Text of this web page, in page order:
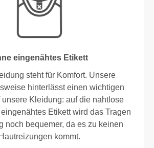
eingenähtes Etikett
steht für Komfort. Unsere
hinterlässt einen wichtigen
unsere Kleidung: auf die nahtlose
Etikett wird das Tragen
noch bequemer, da es zu keinen
Hautreizungen kommt.